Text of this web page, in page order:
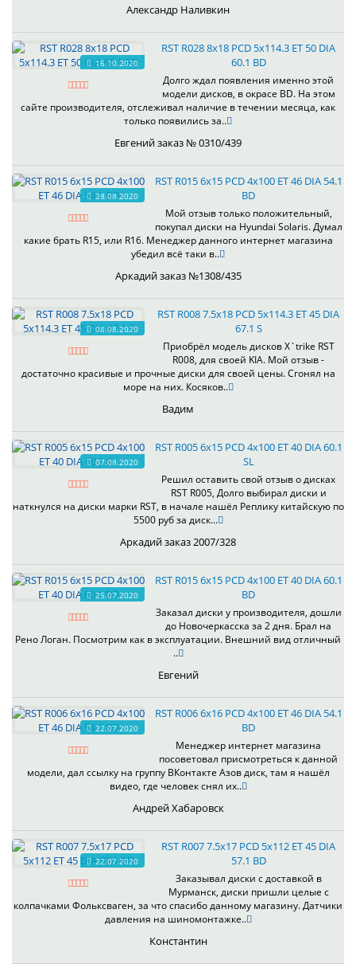
Александр Наливкин
16.10.2020
RST R028 8x18 PCD 5x114.3 ET 50 DIA
60.1 BD
Долго ждал появления именно этой
модели дисков, в окрасе BD. На этом
сайте производителя, отслеживал наличие в течении месяца, как
только появились за..
Евгений заказ № 0310/439
28.08.2020
RST R015 6x15 PCD 4x100 ET 46 DIA 54.1
BD
Мой отзыв только положительный,
покупал диски на Hyundai Solaris. Думал
какие брать R15, или R16. Менеджер данного интернет магазина
убедил всё таки в..
Аркадий заказ №1308/435
08.08.2020
RST R008 7.5x18 PCD 5x114.3 ET 45 DIA
67.1 S
Приобрёл модель дисков X`trike RST
R008, для своей KIA. Мой отзыв -
достаточно красивые и прочные диски для своей цены. Сгонял на
море на них. Косяков..
Вадим
07.08.2020
RST R005 6x15 PCD 4x100 ET 40 DIA 60.1
SL
Решил оставить свой отзыв о дисках
RST R005, Долго выбирал диски и
наткнулся на диски марки RST, в начале нашёл Реплику китайскую по
5500 руб за диск...
Аркадий заказ 2007/328
25.07.2020
RST R015 6x15 PCD 4x100 ET 40 DIA 60.1
BD
Заказал диски у производителя, дошли
до Новочеркасска за 2 дня. Брал на
Рено Логан. Посмотрим как в эксплуатации. Внешний вид отличный
..
Евгений
22.07.2020
RST R006 6x16 PCD 4x100 ET 46 DIA 54.1
BD
Менеджер интернет магазина
посоветовал присмотреться к данной
модели, дал ссылку на группу ВКонтакте Азов диск, там я нашёл
видео, где человек снял их..
Андрей Хабаровск
22.07.2020
RST R007 7.5x17 PCD 5x112 ET 45 DIA
57.1 BD
Заказывал диски с доставкой в
Мурманск, диски пришли целые с
колпачками Фольксваген, за что спасибо данному магазину. Датчики
давления на шиномонтажке..
Константин